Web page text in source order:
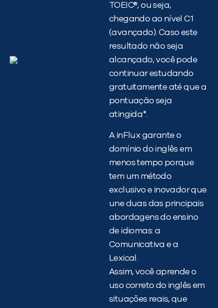
TOEIC®, ou seja,
chegando ao nível C1
(avançado). Caso este
resultado não seja
alcançado, você pode
continuar estudando
gratuitamente até que a
pontuação seja
atingida*.
A inFlux garante o
domínio do inglês em
menos tempo porque
tem um método
exclusivo e inovador que
une duas das principais
abordagens do ensino
de idiomas: a
Comunicativa e a
Lexical.
Assim, você aprende o
uso correto do inglês em
situações reais, que